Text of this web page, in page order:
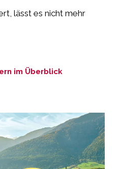
lässt es nicht mehr
im Überblick